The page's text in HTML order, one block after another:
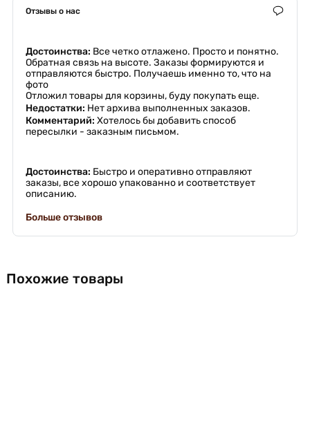
Отзывы о нас
Достоинства: Все четко отлажено. Просто и понятно.
Обратная связь на высоте. Заказы формируются и
отправляются быстро. Получаешь именно то, что на
фото
Отложил товары для корзины, буду покупать еще.
Недостатки: Нет архива выполненных заказов.
Комментарий: Хотелось бы добавить способ
пересылки - заказным письмом.
Достоинства: Быстро и оперативно отправляют
заказы, все хорошо упакованно и соответствует
описанию.
Больше отзывов
Похожие товары